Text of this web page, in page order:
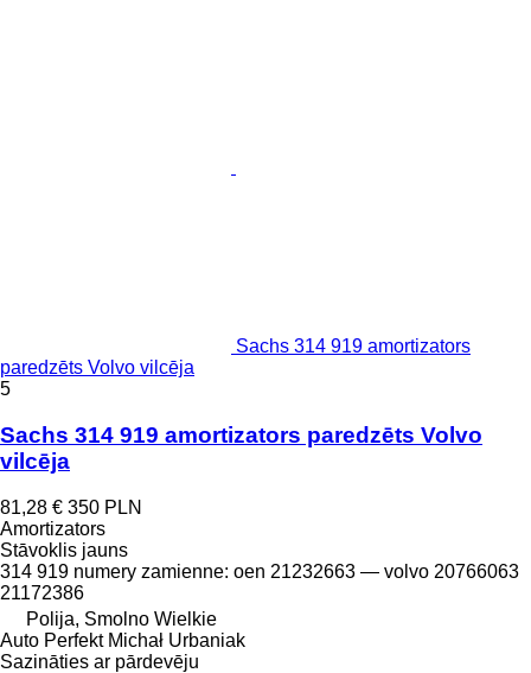
Sachs 314 919 amortizators
paredzēts Volvo vilcēja
5
Sachs 314 919 amortizators paredzēts Volvo
vilcēja
81,28 € 350 PLN
Amortizators
Stāvoklis jauns
314 919 numery zamienne: oen 21232663 — volvo 20766063
21172386
Polija, Smolno Wielkie
Auto Perfekt Michał Urbaniak
Sazināties ar pārdevēju